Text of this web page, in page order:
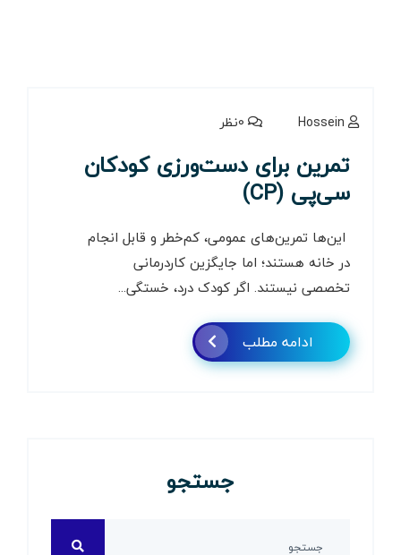
Hossein
تمرین‌ برای دست‌ورزی کودکان
سی‌پی (CP)
این‌ها تمرین‌های عمومی، کم‌خطر و قابل انجام
در خانه هستند؛ اما جایگزین کاردرمانی
تخصصی نیستند. اگر کودک درد، خستگی...
ادامه مطلب
جستجو